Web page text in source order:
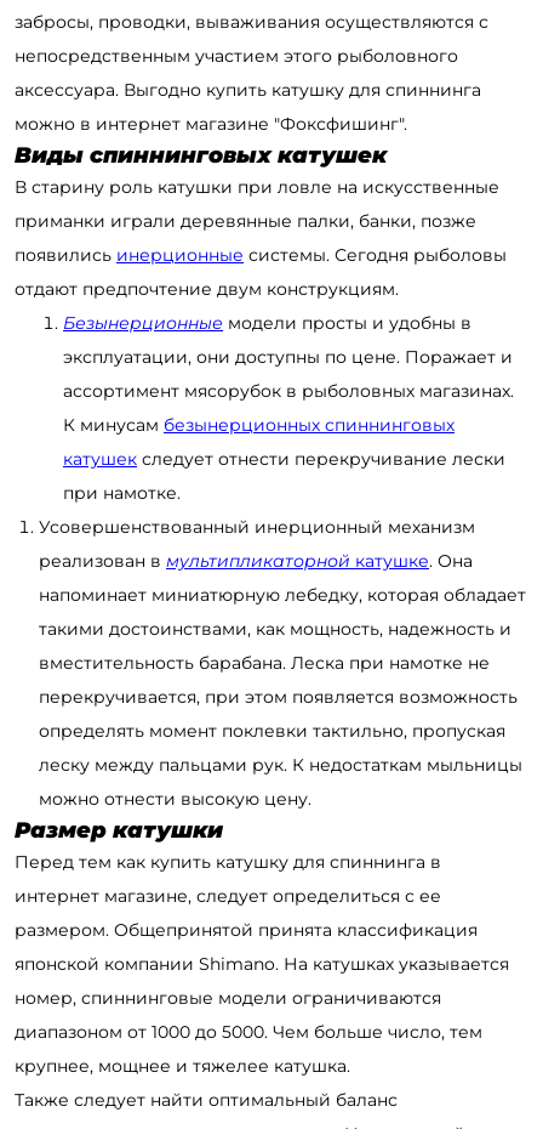
забросы, проводки, вываживания осуществляются с
непосредственным участием этого рыболовного
аксессуара. Выгодно купить катушку для спиннинга
можно в интернет магазине "Фоксфишинг".
Виды спиннинговых катушек
В старину роль катушки при ловле на искусственные
приманки играли деревянные палки, банки, позже
появились инерционные системы. Сегодня рыболовы
отдают предпочтение двум конструкциям.
Безынерционные модели просты и удобны в
эксплуатации, они доступны по цене. Поражает и
ассортимент мясорубок в рыболовных магазинах.
К минусам безынерционных спиннинговых
катушек следует отнести перекручивание лески
при намотке.
Усовершенствованный инерционный механизм
реализован в мультипликаторной катушке. Она
напоминает миниатюрную лебедку, которая обладает
такими достоинствами, как мощность, надежность и
вместительность барабана. Леска при намотке не
перекручивается, при этом появляется возможность
определять момент поклевки тактильно, пропуская
леску между пальцами рук. К недостаткам мыльницы
можно отнести высокую цену.
Размер катушки
Перед тем как купить катушку для спиннинга в
интернет магазине, следует определиться с ее
размером. Общепринятой принята классификация
японской компании Shimano. На катушках указывается
номер, спиннинговые модели ограничиваются
диапазоном от 1000 до 5000. Чем больше число, тем
крупнее, мощнее и тяжелее катушка.
Также следует найти оптимальный баланс